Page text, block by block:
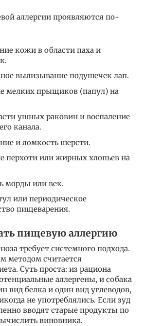
аллергии проявляются по-
кожи в области паха и
вылизывание подушечек лап.
мелких прыщиков (папул) на
ушных раковин и воспаление
канала.
и ломкость шерсти.
перхоти или жирных хлопьев на
морды или век.
или периодическое
пищеварения.
пищевую аллергию
требует системного подхода.
методом считается
Суть проста: из рациона
аллергены, и собака
вид белка и один вид углеводов,
не употреблялись. Если зуд
вводят старые продукты по
виновника.